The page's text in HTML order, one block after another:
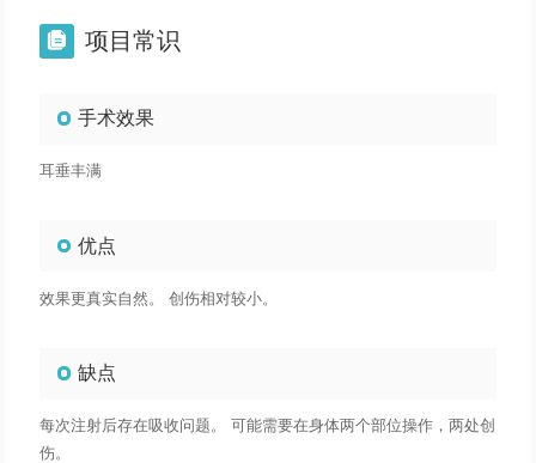
 项目常识
手术效果
耳垂丰满
优点
效果更真实自然。 创伤相对较小。
缺点
每次注射后存在吸收问题。 可能需要在身体两个部位操作，两处创
伤。